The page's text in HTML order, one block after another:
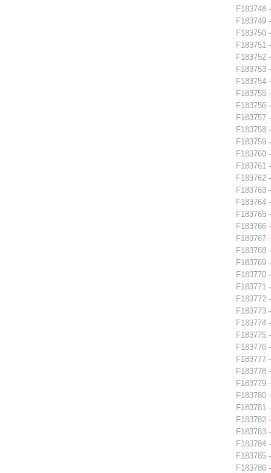
F183748
F183749
F183750
F183751
F183752
F183753
F183754
F183755
F183756
F183757
F183758
F183759
F183760
F183761
F183762
F183763
F183764
F183765
F183766
F183767
F183768
F183769
F183770
F183771
F183772
F183773
F183774
F183775
F183776
F183777
F183778
F183779
F183780
F183781
F183782
F183783
F183784
F183785
F183786